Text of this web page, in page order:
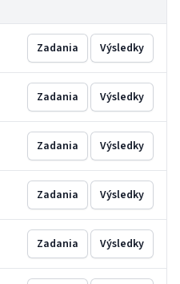
Zadania Výsledky
Zadania Výsledky
Zadania Výsledky
Zadania Výsledky
Zadania Výsledky